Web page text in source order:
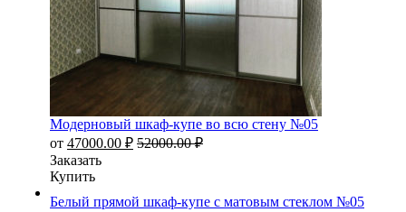
Модерновый шкаф-купе во всю стену №05
от 47000.00 ₽ 52000.00₽
Заказать
Купить
Белый прямой шкаф-купе с матовым стеклом №05